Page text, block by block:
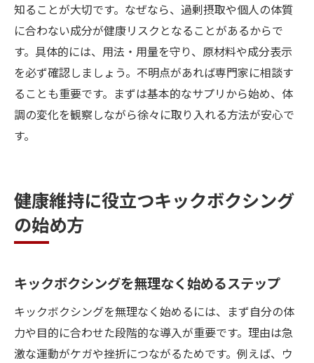
知ることが大切です。なぜなら、過剰摂取や個人の体質
に合わない成分が健康リスクとなることがあるからで
す。具体的には、用法・用量を守り、原材料や成分表示
を必ず確認しましょう。不明点があれば専門家に相談す
ることも重要です。まずは基本的なサプリから始め、体
調の変化を観察しながら徐々に取り入れる方法が安心で
す。
健康維持に役立つキックボクシング
の始め方
キックボクシングを無理なく始めるステップ
キックボクシングを無理なく始めるには、まず自分の体
力や目的に合わせた段階的な導入が重要です。理由は急
激な運動がケガや挫折につながるためです。例えば、ウ